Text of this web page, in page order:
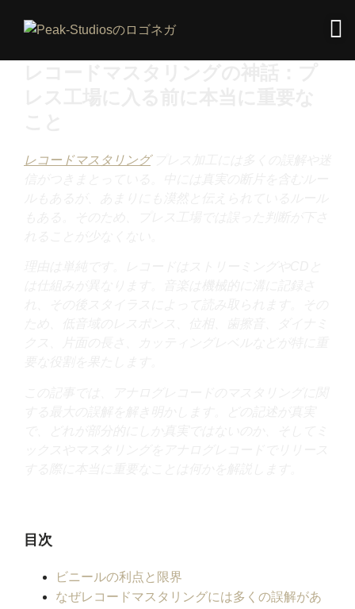
レコードマスタリングプレス加工には多くの誤解や迷
目次
ビニールの利点と限界
なぜレコードマスタリングには多くの誤解があ